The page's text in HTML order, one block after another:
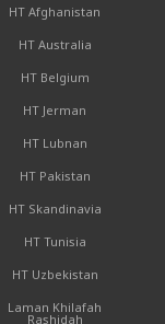
HT Afghanistan
HT Australia
HT Belgium
HT Jerman
HT Lubnan
HT Pakistan
HT Skandinavia
HT Tunisia
HT Uzbekistan
Laman Khilafah
Rashidah